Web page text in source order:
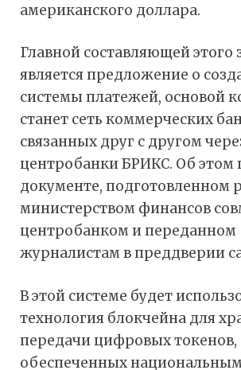
американского доллара.
Главной составляющей этого
является предложение о
системы платежей, основой
станет сеть коммерческих
связанных друг с другом
центробанки БРИКС. Об этом
документе, подготовленном
министерством финансов
центробанком и переданном
журналистам в преддверии
В этой системе будет
технология блокчейна для
передачи цифровых токенов,
обеспеченных